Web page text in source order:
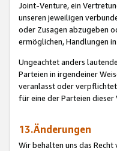
Joint-Venture, ein
unseren jeweiligen
oder Zusagen abzugeben
ermöglichen, Handlungen
Ungeachtet anders
Parteien in irgendeiner
veranlasst oder
für eine der Parteien dieser
13.Änderungen
Wir behalten uns das